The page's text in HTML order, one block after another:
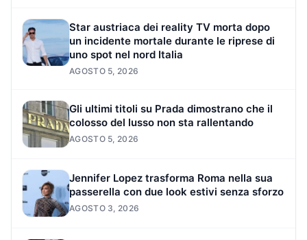
Star austriaca dei reality TV morta dopo
un incidente mortale durante le riprese di
uno spot nel nord Italia
AGOSTO 5, 2026
Gli ultimi titoli su Prada dimostrano che il
colosso del lusso non sta rallentando
AGOSTO 5, 2026
Jennifer Lopez trasforma Roma nella sua
passerella con due look estivi senza sforzo
AGOSTO 3, 2026